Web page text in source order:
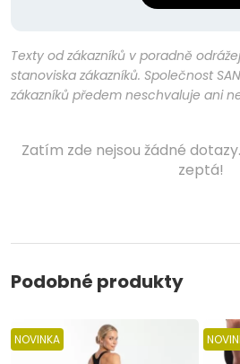
Texty od zákazníků v poradně
stanoviska zákazníků. Společnost
zákazníků předem neschvaluje ani
Zatím zde nejsou žádné
zeptá!
Podobné produkty
NOVINKA